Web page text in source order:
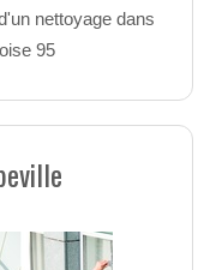
nettoyage dans
95